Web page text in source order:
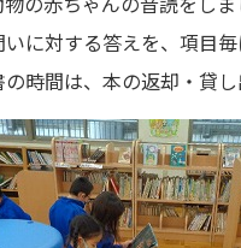
に対する答えを、項目
時間は、本の返却・貸し